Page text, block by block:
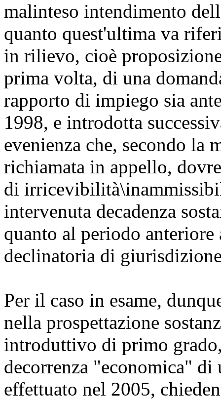
malinteso intendimento
quanto quest'ultima va
in rilievo, cioè
prima volta, di una
rapporto di impiego sia
1998, e introdotta
evenienza che, secondo la
richiamata in appello,
di
intervenuta decadenza
quanto al periodo
declinatoria di
Per il caso in esame,
nella prospettazione
introduttivo di primo
decorrenza "economica"
effettuato nel 2005,